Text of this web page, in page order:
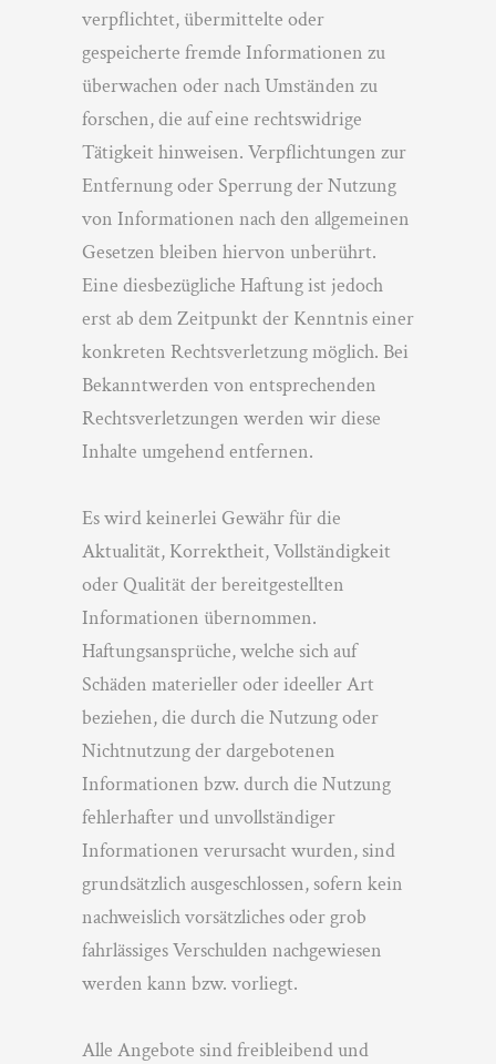
verpflichtet, übermittelte oder
gespeicherte fremde Informationen zu
überwachen oder nach Umständen zu
forschen, die auf eine rechtswidrige
Tätigkeit hinweisen. Verpflichtungen zur
Entfernung oder Sperrung der Nutzung
von Informationen nach den allgemeinen
Gesetzen bleiben hiervon unberührt.
Eine diesbezügliche Haftung ist jedoch
erst ab dem Zeitpunkt der Kenntnis einer
konkreten Rechtsverletzung möglich. Bei
Bekanntwerden von entsprechenden
Rechtsverletzungen werden wir diese
Inhalte umgehend entfernen.
Es wird keinerlei Gewähr für die
Aktualität, Korrektheit, Vollständigkeit
oder Qualität der bereitgestellten
Informationen übernommen.
Haftungsansprüche, welche sich auf
Schäden materieller oder ideeller Art
beziehen, die durch die Nutzung oder
Nichtnutzung der dargebotenen
Informationen bzw. durch die Nutzung
fehlerhafter und unvollständiger
Informationen verursacht wurden, sind
grundsätzlich ausgeschlossen, sofern kein
nachweislich vorsätzliches oder grob
fahrlässiges Verschulden nachgewiesen
werden kann bzw. vorliegt.
Alle Angebote sind freibleibend und